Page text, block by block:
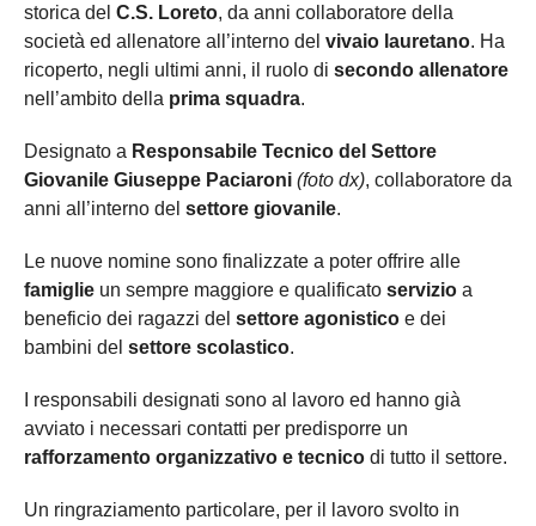
storica del C.S. Loreto, da anni collaboratore della
società ed allenatore all’interno del vivaio lauretano. Ha
ricoperto, negli ultimi anni, il ruolo di secondo allenatore
nell’ambito della prima squadra.
Designato a Responsabile Tecnico del Settore
Giovanile Giuseppe Paciaroni (foto dx), collaboratore da
anni all’interno del settore giovanile.
Le nuove nomine sono finalizzate a poter offrire alle
famiglie un sempre maggiore e qualificato servizio a
beneficio dei ragazzi del settore agonistico e dei
bambini del settore scolastico.
I responsabili designati sono al lavoro ed hanno già
avviato i necessari contatti per predisporre un
rafforzamento organizzativo e tecnico di tutto il settore.
Un ringraziamento particolare, per il lavoro svolto in